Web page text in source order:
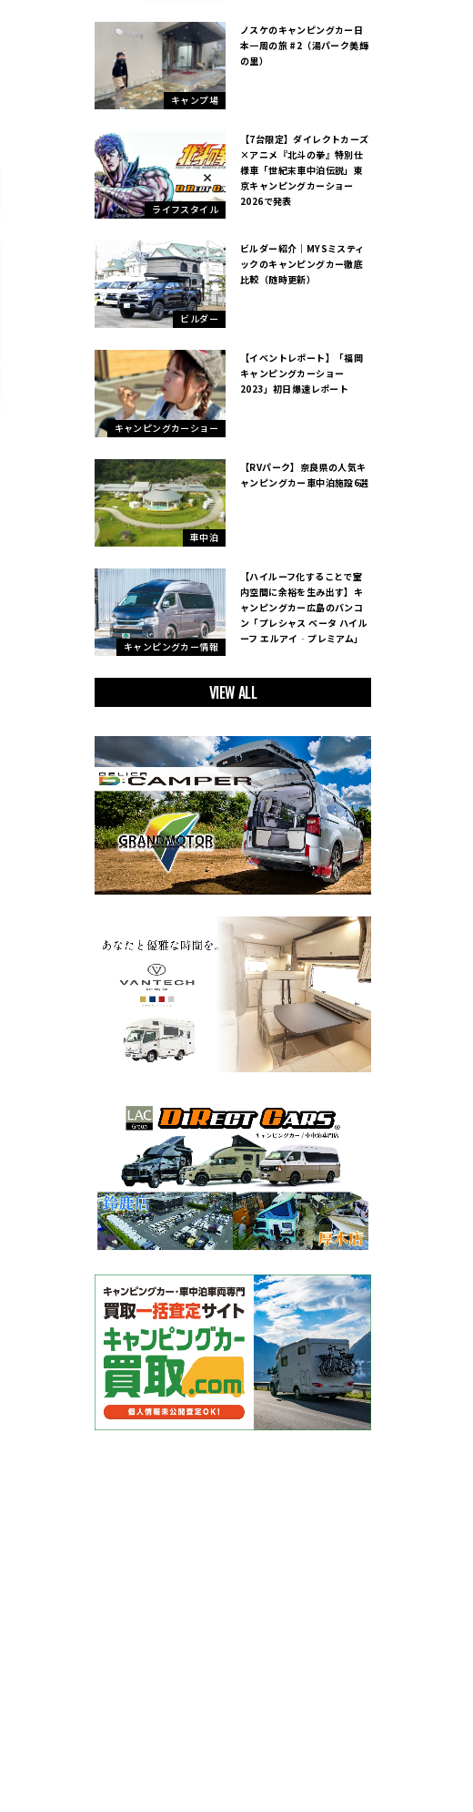
キャンプ場
ノスケのキャンピングカー日
本一周の旅 #2（湯パーク美輝
の里）
ライフスタイル
【7台限定】ダイレクトカーズ
×アニメ『北斗の拳』特別仕
様車「世紀末車中泊伝説」東
京キャンピングカーショー
2026で発表
ビルダー
ビルダー紹介｜MYSミスティ
ックのキャンピングカー徹底
比較（随時更新）
キャンピングカーショー
【イベントレポート】「福岡
キャンピングカーショー
2023」初日爆速レポート
車中泊
【RVパーク】奈良県の人気キ
ャンピングカー車中泊施設6選
キャンピングカー情報
【ハイルーフ化することで室
内空間に余裕を生み出す】キ
ャンピングカー広島のバンコ
ン「プレシャス ベータ ハイル
ーフ エルアイ‐プレミアム」
VIEW ALL